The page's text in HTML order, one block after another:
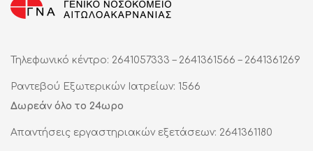
Τηλεφωνικό κέντρο: 2641057333 – 2641361566 – 2641361269
Ραντεβού Εξωτερικών Ιατρείων: 1566
Δωρεάν όλο το 24ωρο
Απαντήσεις εργαστηριακών εξετάσεων: 2641361180